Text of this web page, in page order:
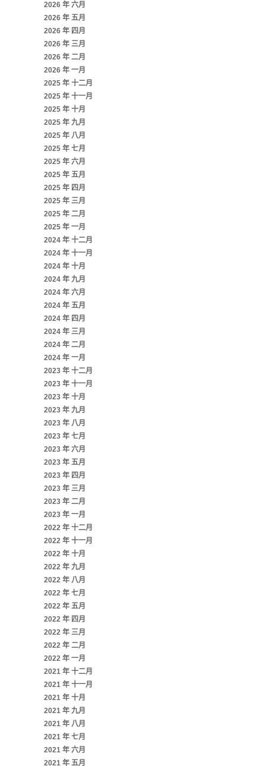
2026 年 六月
2026 年 五月
2026 年 四月
2026 年 三月
2026 年 二月
2026 年 一月
2025 年 十二月
2025 年 十一月
2025 年 十月
2025 年 九月
2025 年 八月
2025 年 七月
2025 年 六月
2025 年 五月
2025 年 四月
2025 年 三月
2025 年 二月
2025 年 一月
2024 年 十二月
2024 年 十一月
2024 年 十月
2024 年 九月
2024 年 六月
2024 年 五月
2024 年 四月
2024 年 三月
2024 年 二月
2024 年 一月
2023 年 十二月
2023 年 十一月
2023 年 十月
2023 年 九月
2023 年 八月
2023 年 七月
2023 年 六月
2023 年 五月
2023 年 四月
2023 年 三月
2023 年 二月
2023 年 一月
2022 年 十二月
2022 年 十一月
2022 年 十月
2022 年 九月
2022 年 八月
2022 年 七月
2022 年 五月
2022 年 四月
2022 年 三月
2022 年 二月
2022 年 一月
2021 年 十二月
2021 年 十一月
2021 年 十月
2021 年 九月
2021 年 八月
2021 年 七月
2021 年 六月
2021 年 五月